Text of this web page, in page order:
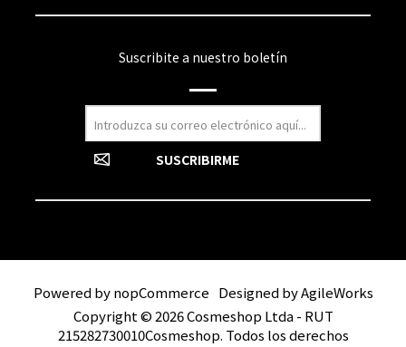
Suscribite a nuestro boletín
Powered bynopCommerce Designed byAgileWorks
Copyright © 2026 Cosmeshop Ltda - RUT
215282730010Cosmeshop. Todos los derechos